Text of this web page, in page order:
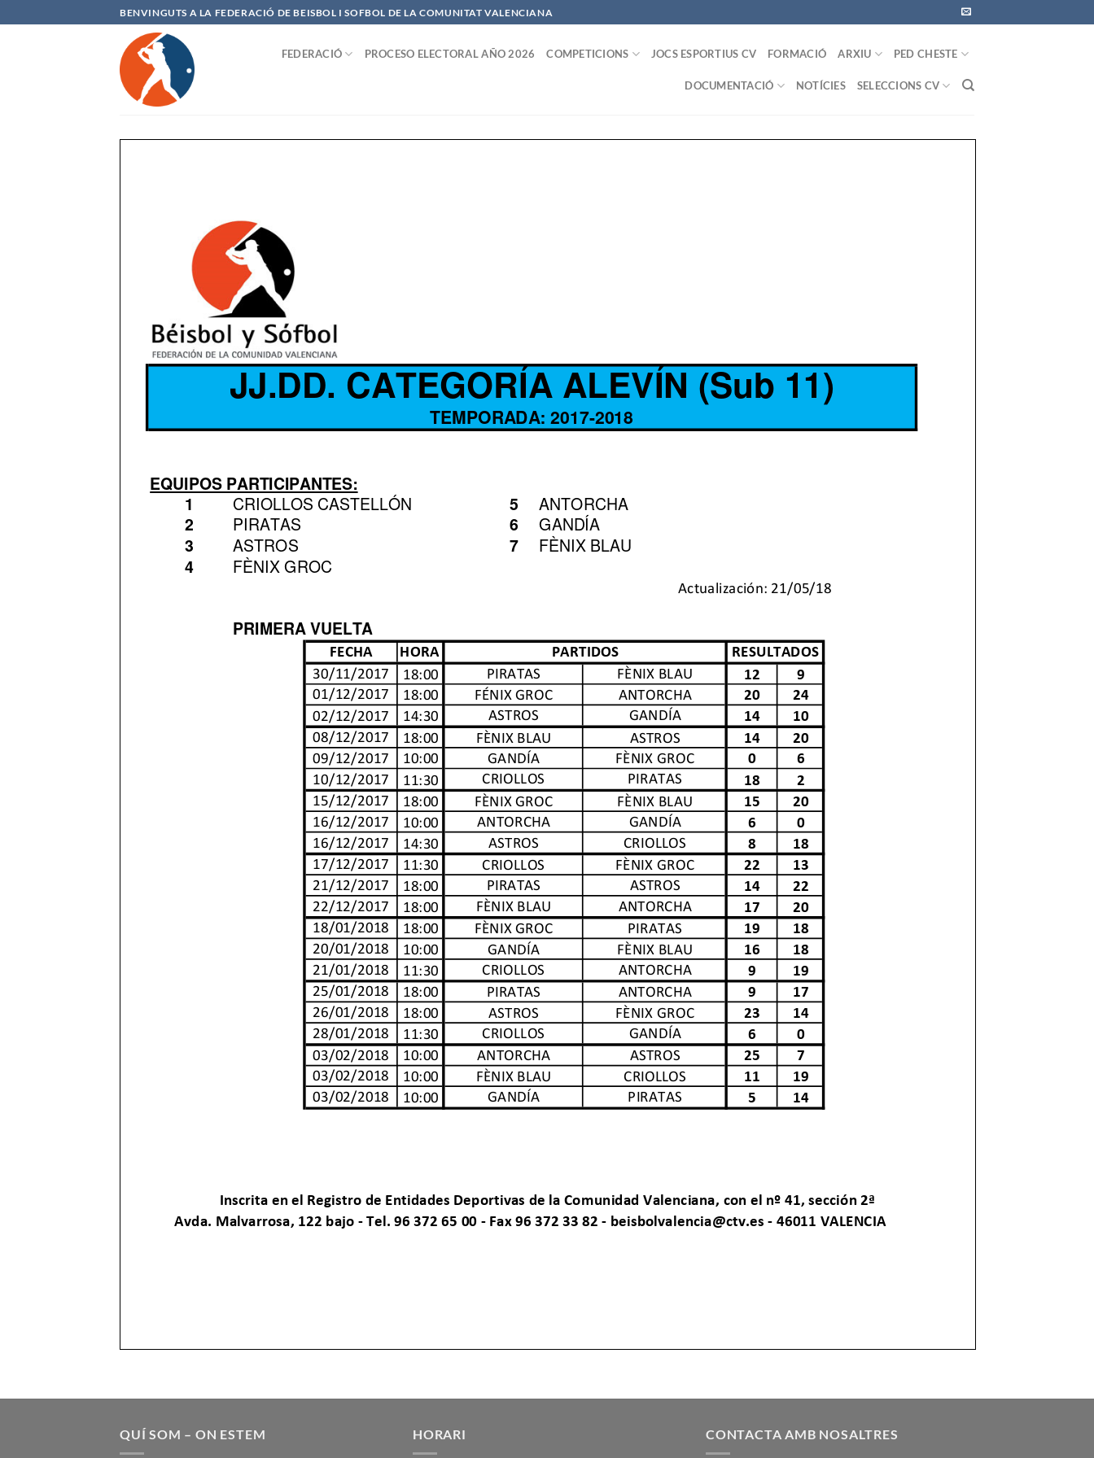
al
BENVINGUTS A LA FEDERACIÓ DE BEISBOL I SOFBOL DE LA COMUNITAT VALENCIANA
FEDERACIÓ PROCESO ELECTORAL AÑO 2026 COMPETICIONS JOCS ESPORTIUS CV FORMACIÓ ARXIU PED CHESTE
DOCUMENTACIÓ NOTÍCIES SELECCIONS CV
QUÍ SOM – ON ESTEM HORARI CONTACTA AMB NOSALTRES